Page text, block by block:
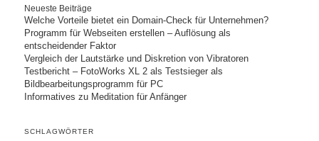
Neueste Beiträge
Welche Vorteile bietet ein Domain-Check für Unternehmen?
Programm für Webseiten erstellen – Auflösung als
entscheidender Faktor
Vergleich der Lautstärke und Diskretion von Vibratoren
Testbericht – FotoWorks XL 2 als Testsieger als
Bildbearbeitungsprogramm für PC
Informatives zu Meditation für Anfänger
SCHLAGWÖRTER